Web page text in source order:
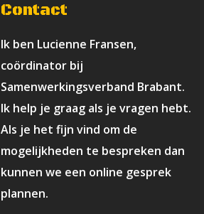
Contact
Ik ben Lucienne Fransen,
coördinator bij
Samenwerkingsverband Brabant.
Ik help je graag als je vragen hebt.
Als je het fijn vind om de
mogelijkheden te bespreken dan
kunnen we een online gesprek
plannen.